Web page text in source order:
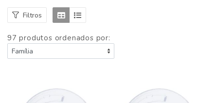
Filtros
97 produtos ordenados por: